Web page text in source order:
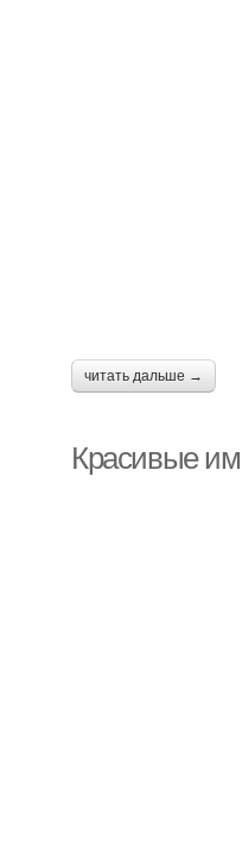
читать дальше →
Красивые